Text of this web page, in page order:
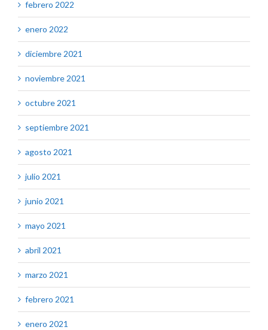
febrero 2022
enero 2022
diciembre 2021
noviembre 2021
octubre 2021
septiembre 2021
agosto 2021
julio 2021
junio 2021
mayo 2021
abril 2021
marzo 2021
febrero 2021
enero 2021